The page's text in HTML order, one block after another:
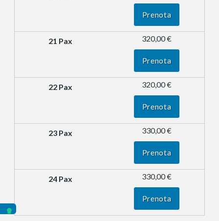
Prenota
320,00 €
Prenota
320,00 €
Prenota
330,00 €
Prenota
330,00 €
Prenota